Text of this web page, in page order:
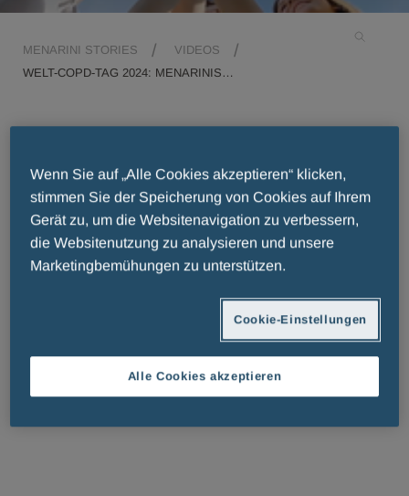
MENARINI STORIES
VIDEOS
WELT-COPD-TAG 2024: MENARINIS
Welt-COPD-Tag 2024: Menarinis
Innovationsoffensive und neue
Wege in der Atemwegsmedizin
Wenn Sie auf „Alle Cookies akzeptieren“ klicken,
stimmen Sie der Speicherung von Cookies auf Ihrem
Gerät zu, um die Websitenavigation zu verbessern,
die Websitenutzung zu analysieren und unsere
Marketingbemühungen zu unterstützen.
Cookie-Einstellungen
Alle Cookies akzeptieren